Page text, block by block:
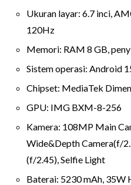
Ukuran layar: 6.7 inci,
120Hz
Memori: RAM 8 GB,
Sistem operasi: Android
Chipset: MediaTek
GPU: IMG BXM-8-256
Kamera: 108MP Main
Wide&Depth Camera(f/
(f/2.45), Selfie Light
Baterai: 5230 mAh, 35W